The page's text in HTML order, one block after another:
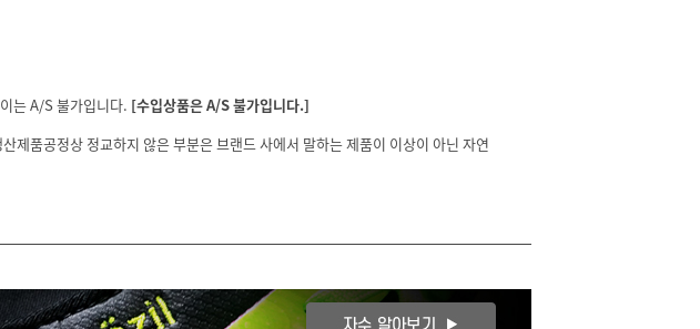
는 A/S 불가입니다. [수입상품은 A/S 불가입니다.]
제품공정상 정교하지 않은 부분은 브랜드 사에서 말하는 제품이 이상이 아닌 자연